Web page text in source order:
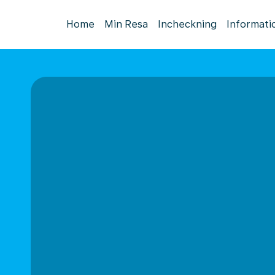
Home Min Resa Incheckning